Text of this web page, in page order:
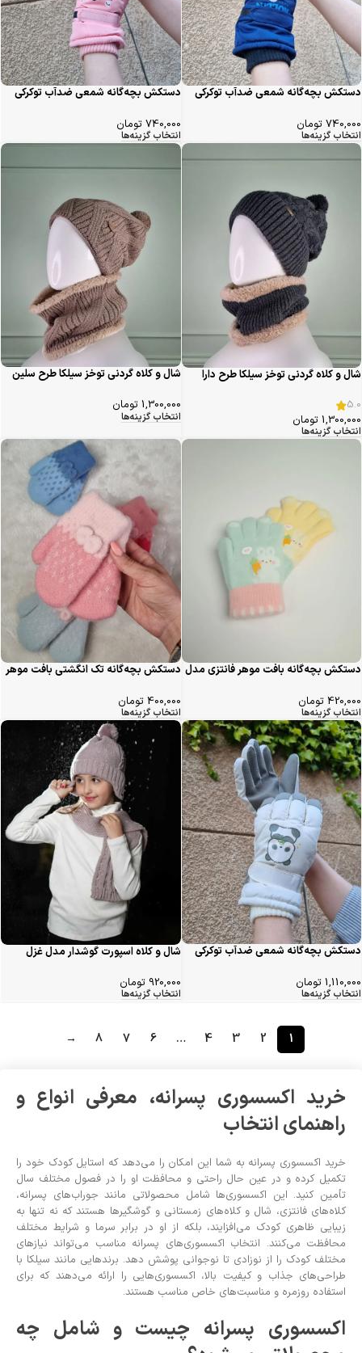
دستکش بچه‌گانه شمعی ضدآب توکرکی
740,000 تومان
انتخاب گزینه‌ها
دستکش بچه‌گانه شمعی ضدآب توکرکی
740,000 تومان
انتخاب گزینه‌ها
شال و کلاه گردنی توخز سیلکا طرح دارا
5.0
1,300,000 تومان
انتخاب گزینه‌ها
شال و کلاه گردنی توخز سیلکا طرح سلین
1,300,000 تومان
انتخاب گزینه‌ها
دستکش بچه‌گانه بافت موهر فانتزی مدل
420,000 تومان
انتخاب گزینه‌ها
دستکش بچه‌گانه تک انگشتی بافت موهر
400,000 تومان
انتخاب گزینه‌ها
دستکش بچه‌گانه شمعی ضدآب توکرکی
1,110,000 تومان
انتخاب گزینه‌ها
شال و کلاه اسپورت گوشدار مدل غزل
920,000 تومان
انتخاب گزینه‌ها
1
2
3
4
…
6
7
8
→
خرید اکسسوری پسرانه، معرفی انواع و
راهنمای انتخاب
خرید اکسسوری پسرانه به شما این امکان را می‌دهد که استایل کودک خود را
تکمیل کرده و در عین حال راحتی و محافظت او را در فصول مختلف سال
تأمین کنید. این اکسسوری‌ها شامل محصولاتی مانند جوراب‌های پسرانه،
کلاه‌های فانتزی، شال و کلاه‌های زمستانی و گوشگیرها هستند که نه تنها به
زیبایی ظاهری کودک می‌افزایند، بلکه از او در برابر سرما و شرایط مختلف
محافظت می‌کنند. انتخاب اکسسوری‌های پسرانه مناسب می‌تواند نیازهای
مختلف کودک را از نوزادی تا نوجوانی پوشش دهد. برندهایی مانند سیلکا با
طراحی‌های جذاب و کیفیت بالا، اکسسوری‌هایی را ارائه می‌دهند که برای
استفاده روزمره و مناسبت‌های خاص مناسب هستند.
اکسسوری پسرانه چیست و شامل چه